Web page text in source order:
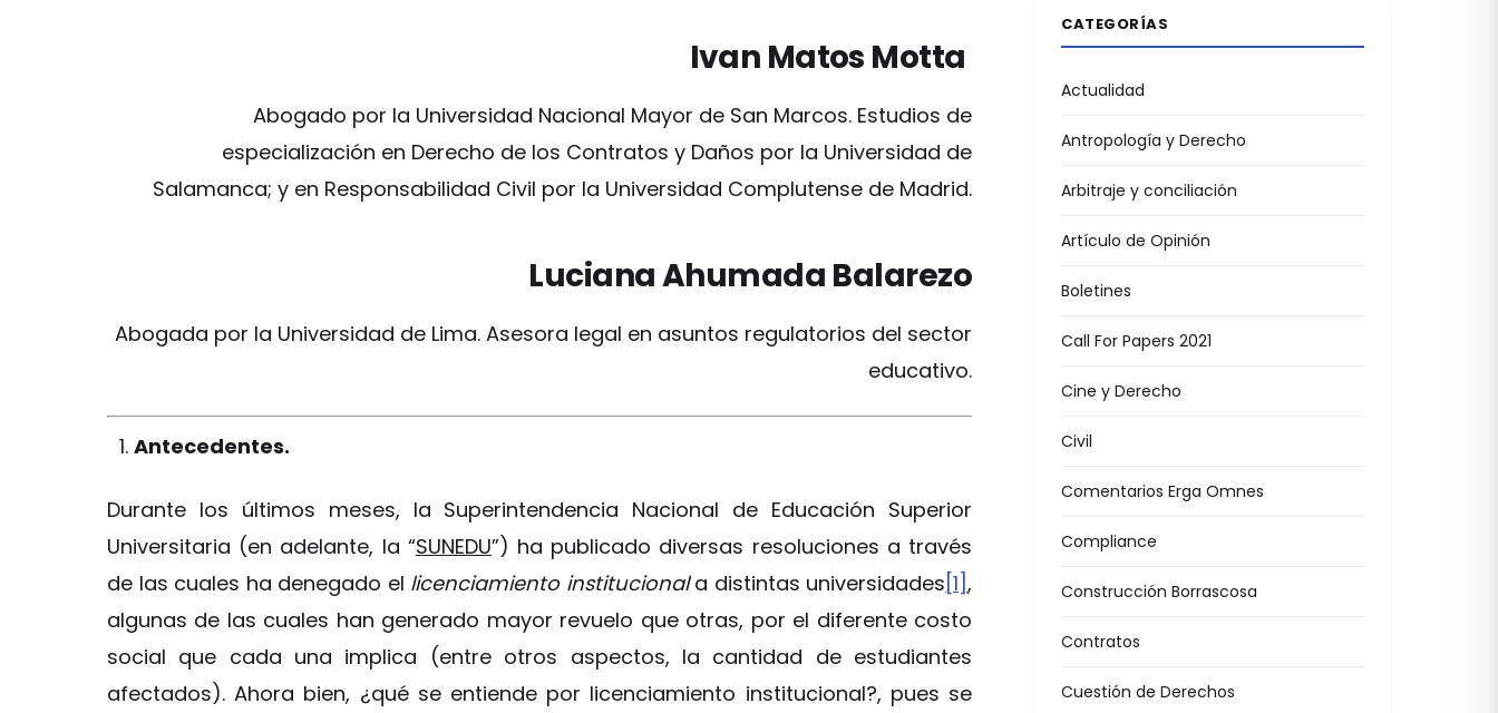
Ivan Matos Motta
Abogado por la Universidad Nacional Mayor de San Marcos. Estudios de
especialización en Derecho de los Contratos y Daños por la Universidad de
Salamanca; y en Responsabilidad Civil por la Universidad Complutense de Madrid.
Luciana Ahumada Balarezo
Abogada por la Universidad de Lima. Asesora legal en asuntos regulatorios del sector
educativo.
Antecedentes.
Durante los últimos meses, la Superintendencia Nacional de Educación Superior
Universitaria (en adelante, la “SUNEDU”) ha publicado diversas resoluciones a través
de las cuales ha denegado el licenciamiento institucionala distintas universidades [1],
algunas de las cuales han generado mayor revuelo que otras, por el diferente costo
social que cada una implica (entre otros aspectos, la cantidad de estudiantes
afectados). Ahora bien, ¿qué se entiende por licenciamiento institucional?, pues se
CATEGORÍAS
Actualidad
Antropología y Derecho
Arbitraje y conciliación
Artículo de Opinión
Boletines
Call For Papers 2021
Cine y Derecho
Civil
Comentarios Erga Omnes
Compliance
Construcción Borrascosa
Contratos
Cuestión de Derechos